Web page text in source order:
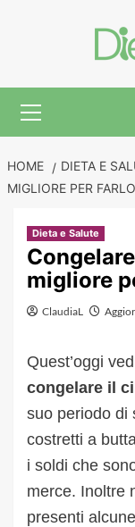
Menu
HOME DIETA E
MIGLIORE PER FARLO
Dieta e Salute
migliore
ClaudiaL
Quest’oggi
congelare il
suo periodo di
costretti a
i soldi che
merce. Inoltre
presenti